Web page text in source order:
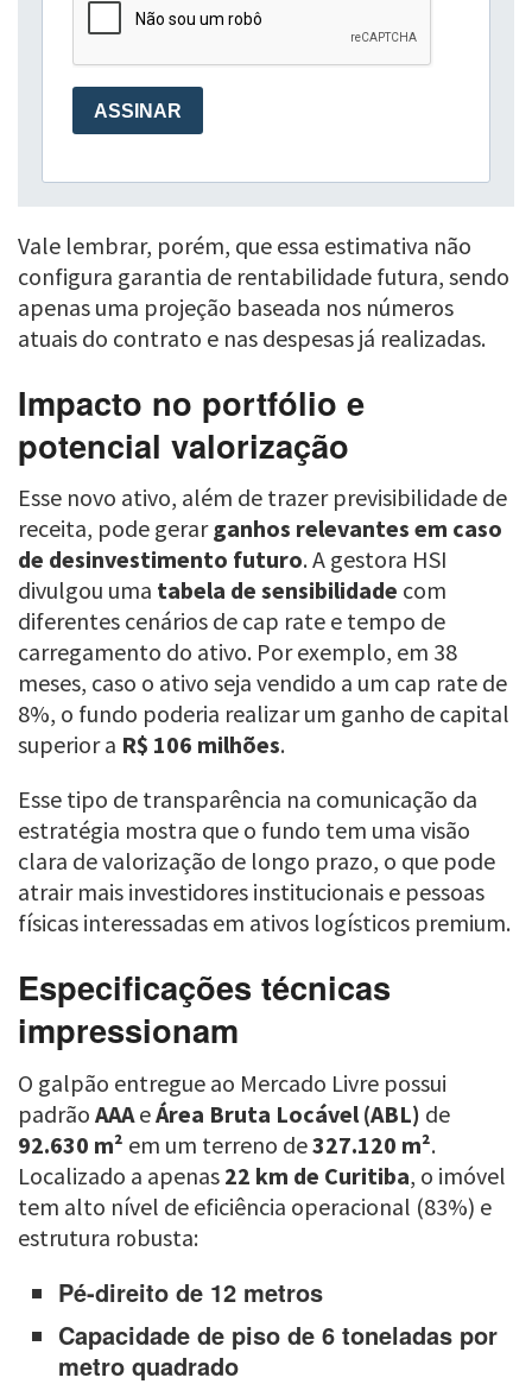
Vale lembrar, porém, que essa estimativa não
configura garantia de rentabilidade futura, sendo
apenas uma projeção baseada nos números
atuais do contrato e nas despesas já realizadas.
Impacto no portfólio e
potencial valorização
Esse novo ativo, além de trazer previsibilidade de
receita, pode gerarganhos relevantes em caso
de desinvestimento futuro. A gestora HSI
divulgou uma tabela de sensibilidade com
diferentes cenários de cap rate e tempo de
carregamento do ativo. Por exemplo, em 38
meses, caso o ativo seja vendido a um cap rate de
8%, o fundo poderia realizar um ganho de capital
superior a R$ 106 milhões.
Esse tipo de transparência na comunicação da
estratégia mostra que o fundo tem uma visão
clara de valorização de longo prazo, o que pode
atrair mais investidores institucionais e pessoas
físicas interessadas em ativos logísticos premium.
Especificações técnicas
impressionam
O galpão entregue ao Mercado Livre possui
padrão AAA eÁrea Bruta Locável (ABL) de
92.630 m² em um terreno de327.120 m².
Localizado a apenas 22 km de Curitiba, o imóvel
tem alto nível de eficiência operacional (83%) e
estrutura robusta:
Pé-direito de 12 metros
Capacidade de piso de 6 toneladas por
metro quadrado